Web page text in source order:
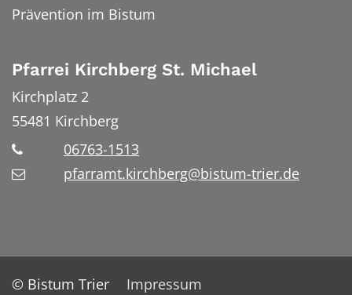
Prävention im Bistum
Pfarrei Kirchberg St. Michael
Kirchplatz 2
55481 Kirchberg
06763-1513
pfarramt.kirchberg@bistum-trier.de
© Bistum Trier
Impressum